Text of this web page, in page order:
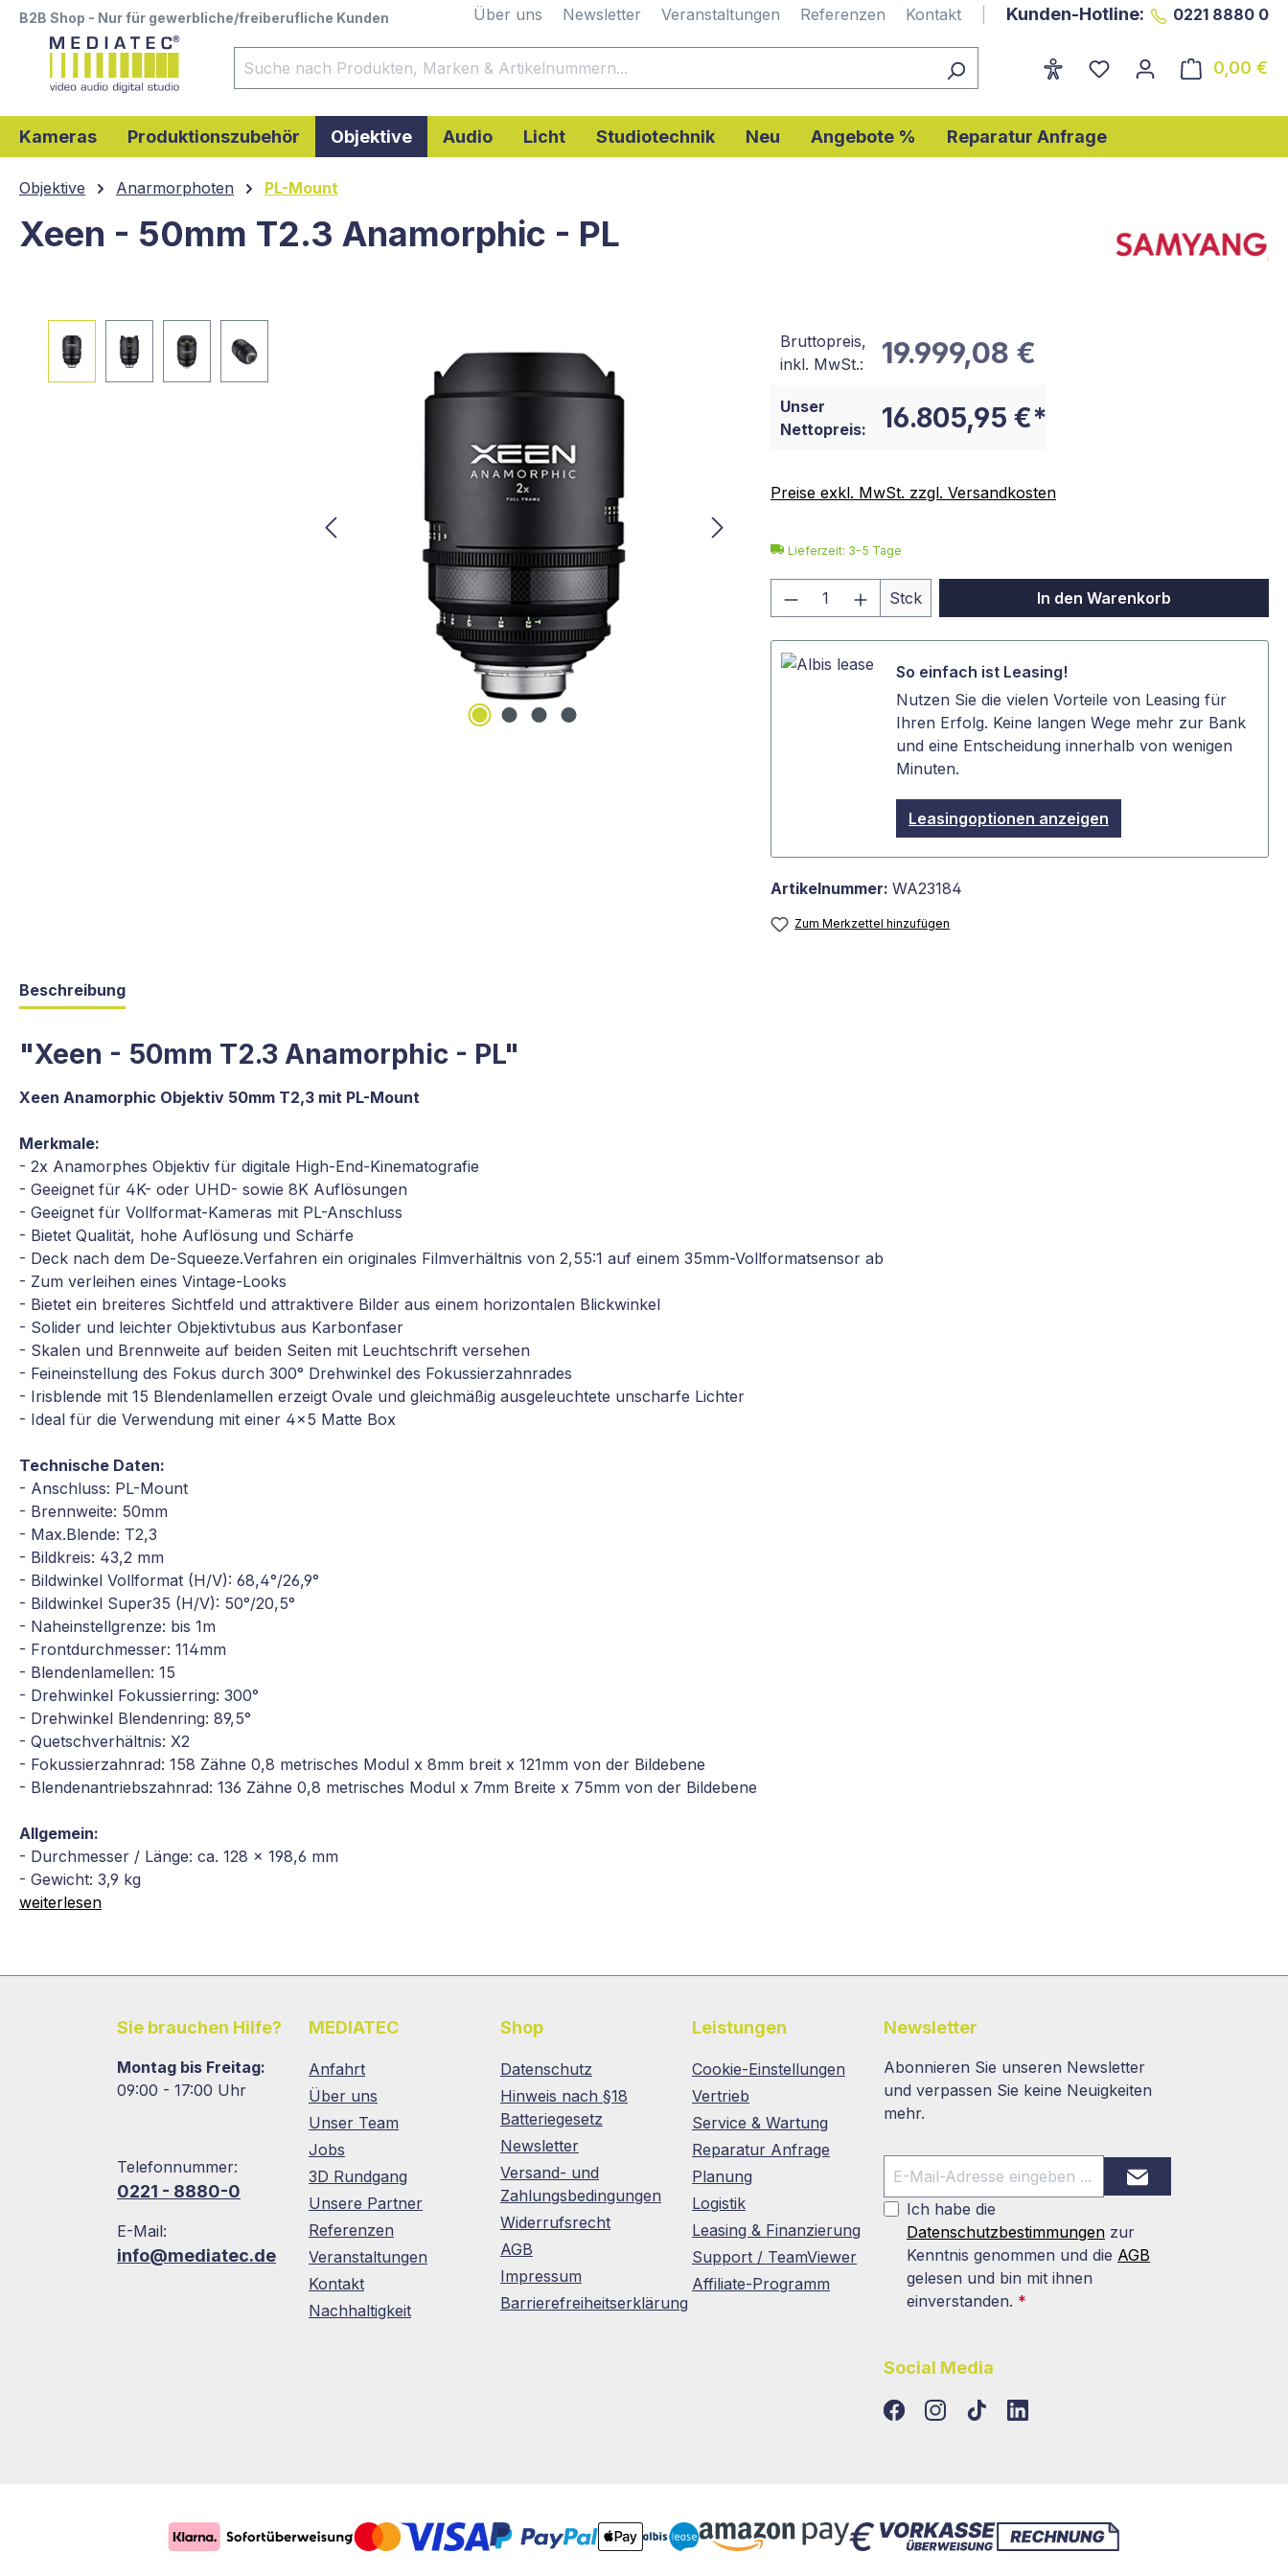
Zur Hauptnavigation springen
B2B Shop - Nur für gewerbliche/freiberufliche Kunden Über uns Newsletter Veranstaltungen Referenzen Kontakt Kunden-Hotline: 0221 8880 0
0,00 €
Kameras Produktionszubehör Objektive Audio Licht Studiotechnik Neu Angebote % Reparatur Anfrage
Objektive Anarmorphoten PL-Mount
Xeen - 50mm T2.3 Anamorphic - PL
Bildergalerie überspringen
Bruttopreis,
inkl. MwSt.:
19.999,08 €
Unser
Nettopreis:
16.805,95 €*
Preise exkl. MwSt. zzgl. Versandkosten
Lieferzeit: 3-5 Tage
Produkt Anzahl: Gib den gewünschten Wert
Stck In den Warenkorb
So einfach ist Leasing!
Nutzen Sie die vielen Vorteile von Leasing für
Ihren Erfolg. Keine langen Wege mehr zur Bank
und eine Entscheidung innerhalb von wenigen
Minuten.
Leasingoptionen anzeigen
Artikelnummer: WA23184
Zum Merkzettel hinzufügen
Beschreibung
"Xeen - 50mm T2.3 Anamorphic - PL"
Xeen Anamorphic Objektiv 50mm T2,3 mit PL-Mount
Merkmale:
- 2x Anamorphes Objektiv für digitale High-End-Kinematografie
- Geeignet für 4K- oder UHD- sowie 8K Auflösungen
- Geeignet für Vollformat-Kameras mit PL-Anschluss
- Bietet Qualität, hohe Auflösung und Schärfe
- Deck nach dem De-Squeeze.Verfahren ein originales Filmverhältnis von 2,55:1 auf einem 35mm-Vollformatsensor ab
- Zum verleihen eines Vintage-Looks
- Bietet ein breiteres Sichtfeld und attraktivere Bilder aus einem horizontalen Blickwinkel
- Solider und leichter Objektivtubus aus Karbonfaser
- Skalen und Brennweite auf beiden Seiten mit Leuchtschrift versehen
- Feineinstellung des Fokus durch 300° Drehwinkel des Fokussierzahnrades
- Irisblende mit 15 Blendenlamellen erzeigt Ovale und gleichmäßig ausgeleuchtete unscharfe Lichter
- Ideal für die Verwendung mit einer 4x5 Matte Box
Technische Daten:
- Anschluss: PL-Mount
- Brennweite: 50mm
- Max.Blende: T2,3
- Bildkreis: 43,2 mm
- Bildwinkel Vollformat (H/V): 68,4°/26,9°
- Bildwinkel Super35 (H/V): 50°/20,5°
- Naheinstellgrenze: bis 1m
- Frontdurchmesser: 114mm
- Blendenlamellen: 15
- Drehwinkel Fokussierring: 300°
- Drehwinkel Blendenring: 89,5°
- Quetschverhältnis: X2
- Fokussierzahnrad: 158 Zähne 0,8 metrisches Modul x 8mm breit x 121mm von der Bildebene
- Blendenantriebszahnrad: 136 Zähne 0,8 metrisches Modul x 7mm Breite x 75mm von der Bildebene
Allgemein:
- Durchmesser / Länge: ca. 128 x 198,6 mm
- Gewicht: 3,9 kg
weiterlesen
Sie brauchen Hilfe?
Montag bis Freitag:
09:00 - 17:00 Uhr
Telefonnummer:
0221 - 8880-0
E-Mail:
info@mediatec.de
MEDIATEC
Anfahrt
Über uns
Unser Team
Jobs
3D Rundgang
Unsere Partner
Referenzen
Veranstaltungen
Kontakt
Nachhaltigkeit
Shop
Datenschutz
Hinweis nach §18
Batteriegesetz
Newsletter
Versand- und
Zahlungsbedingungen
Widerrufsrecht
AGB
Impressum
Barrierefreiheitserklärung
Leistungen
Cookie-Einstellungen
Vertrieb
Service & Wartung
Reparatur Anfrage
Planung
Logistik
Leasing & Finanzierung
Support / TeamViewer
Affiliate-Programm
Newsletter
Abonnieren Sie unseren Newsletter
und verpassen Sie keine Neuigkeiten
mehr.
Ich habe die
Datenschutzbestimmungen zur
Kenntnis genommen und die AGB
gelesen und bin mit ihnen
einverstanden. *
Social Media
TikTokLinkedIn